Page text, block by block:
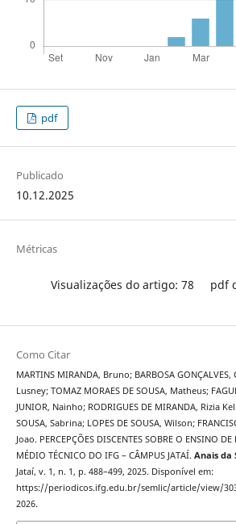
pdf
Publicado
10.12.2025
Métricas
Visualizações do artigo: 78 pdf
Como Citar
MARTINS MIRANDA, Bruno; BARBOSA GONÇALVES,
Lusney; TOMAZ MORAES DE SOUSA, Matheus;
JUNIOR, Nainho; RODRIGUES DE MIRANDA, Rizia
SOUSA, Sabrina; LOPES DE SOUSA, Wilson;
Joao. PERCEPÇÕES DISCENTES SOBRE O ENSINO
MÉDIO TÉCNICO DO IFG – CÂMPUS JATAÍ. Anais da
Jataí, v. 1, n. 1, p. 488–499, 2025. Disponível em:
https://periodicos.ifg.edu.br/semlic/article/view/
2026.